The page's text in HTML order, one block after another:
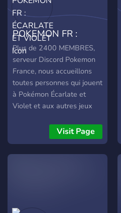
POKEMON FR :
ÉCARLATE ET
VIOLET
Plus de 2400 MEMBRES,
serveur Discord Pokemon
France, nous accueillons
toutes personnes qui jouent
à Pokémon Écarlate et
Violet et aux autres jeux
DS, GBA, GB. Nous
distribuons également des
Pokemon SHINYS :
! Ton ticket ->
Visit Page